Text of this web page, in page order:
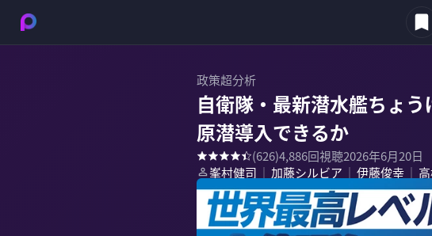
政策超分析
自衛隊・最新潜水艦ちょ
原潜導入できるか
(626)4,886回視聴2026年6月20日
峯村健司 ｜ 加藤シルビア ｜ 伊藤俊幸 ｜